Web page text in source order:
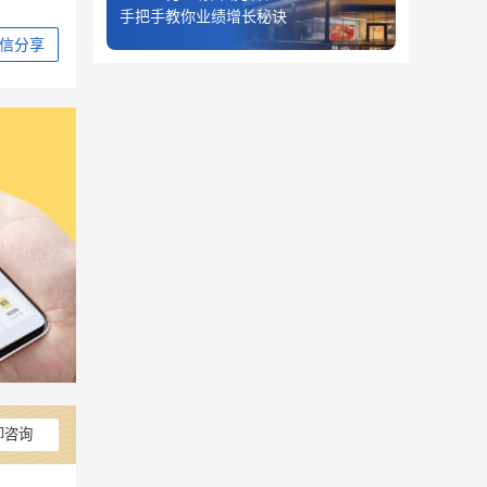
分享
咨询
手把手教你业绩增长秘诀